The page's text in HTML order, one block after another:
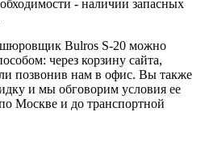
- наличии запасных
Bulros S-20 можно
через корзину сайта,
позвонив нам в офис. Вы также
и мы обговорим условия ее
Москве и до транспортной